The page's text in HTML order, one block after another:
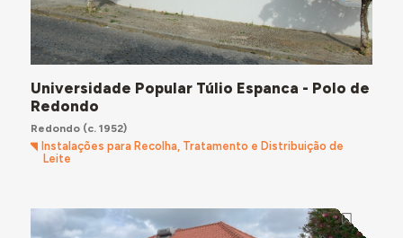
Universidade Popular Túlio Espanca - Polo de
Redondo
Redondo(c. 1952)
Instalações para Recolha, Tratamento e Distribuição de
Leite